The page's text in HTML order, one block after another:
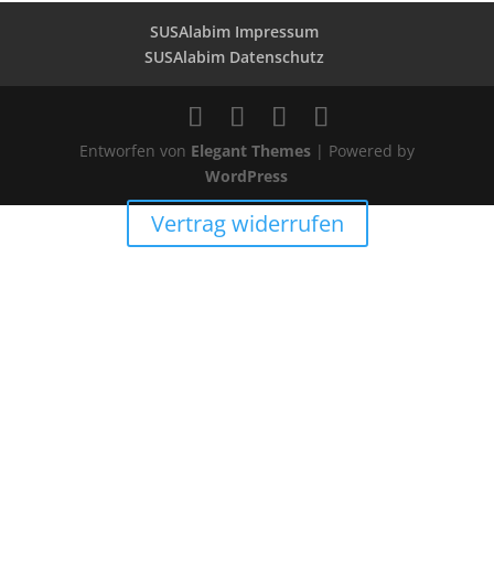
SUSAlabim Impressum
SUSAlabim Datenschutz
Entworfen von Elegant Themes| Powered by
WordPress
Vertrag widerrufen